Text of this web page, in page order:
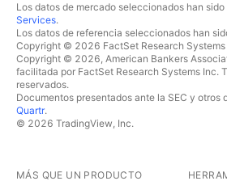
Los datos de mercado seleccionados han
Services.
Los datos de referencia seleccionados han
Copyright © 2026 FactSet Research Systems
Copyright © 2026, American Bankers
facilitada por FactSet Research Systems Inc.
reservados.
Documentos presentados ante la SEC y otros
Quartr.
© 2026 TradingView, Inc.
MÁS QUE UN PRODUCTO